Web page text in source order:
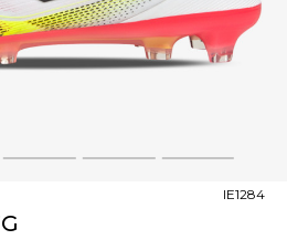
3 4 5
IE1284